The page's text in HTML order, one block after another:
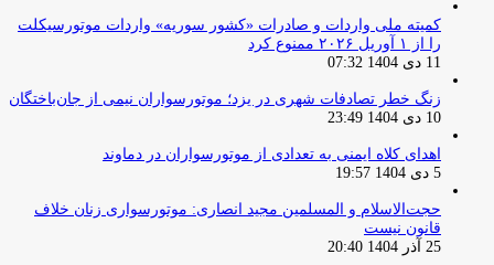
کمیته ملی واردات و صادرات «کشور سوریه» واردات موتورسیکلت
را از ۱ آوریل ۲۰۲۶ ممنوع کرد
11 دی 1404 07:32
زنگ خطر تصادفات شهری در یزد؛ موتورسواران نیمی از جان‌باختگان
10 دی 1404 23:49
اهدای کلاه ایمنی به تعدادی از موتورسواران در دماوند
5 دی 1404 19:57
حجت‌الاسلام و المسلمین مجید انصاری: موتورسواری زنان خلاف
قانون نیست
25 آذر 1404 20:40